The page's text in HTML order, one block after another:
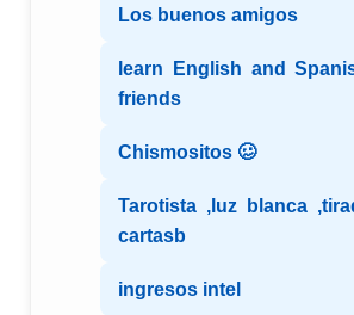
Los buenos amigos
learn English and
friends
Chismositos 🥴
Tarotista ,luz blanca
cartasb
ingresos intel